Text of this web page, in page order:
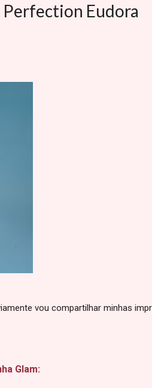
Perfection Eudora
vou compartilhar minhas
Glam: